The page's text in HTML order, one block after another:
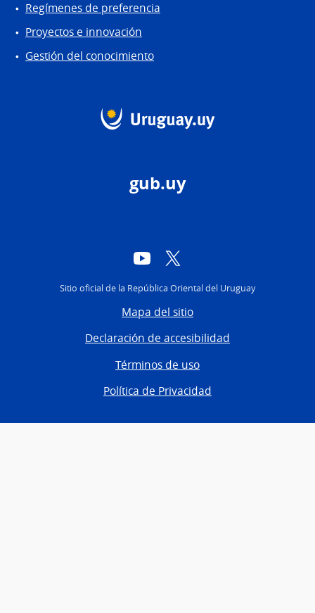
Regímenes de preferencia
Proyectos e innovación
Gestión del conocimiento
gub.uy
YouTube
Sitio oficial de la República Oriental del Uruguay
Mapa del sitio
Declaración de accesibilidad
Términos de uso
Política de Privacidad